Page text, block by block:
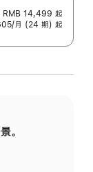
RMB 14,499 起
月 (24 期) 起
。